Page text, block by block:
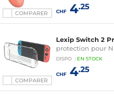
COMPARER CHF4.25
COMPARER
Lexip Switch 2
protection pour
DISPO : EN STOCK
CHF4.25